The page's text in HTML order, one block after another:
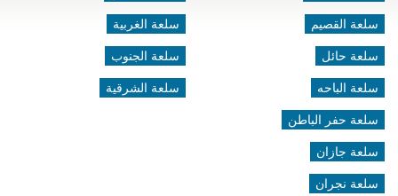
سلعة القصيم
سلعة حائل
سلعة الباحه
سلعة حفر الباطن
سلعة جازان
سلعة نجران
سلعة الغربية
سلعة الجنوب
سلعة الشرقية